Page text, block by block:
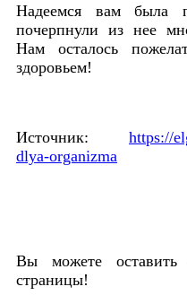
Надеемся вам была
почерпнули из нее
Нам осталось
здоровьем!
Источник: https://
dlya-organizma
Вы можете оставить
страницы!